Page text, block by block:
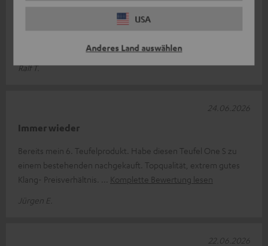
USA
Anderes Land auswählen
Haben nach der enttäuschenden Abschaltung der App- und
gesucht - wir sind mit unse
Komplette Bewertung lesen
Ralf T.
Immer wieder
Bereits mein 6. Teufelprodukt. Habe diesen Teufel One S zu
einem bestehenden nachgekauft. Topqualität, extrem gutes
Klang- Preisverhältnis.
Komplette Bewertung lesen
Jürgen E.
24.06.2026
22.06.2026